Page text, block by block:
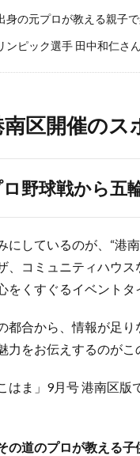
身の元プロが教える親子
ンピック選手 田中和仁さ
区開催のス
野球戦から五
にしているのが、“港
、コミュニティハウ
をくすぐるイベントタ
都合から、情報が足
力をお伝えするのがこ
はま」9月号 港南区
の道のプロが教える子